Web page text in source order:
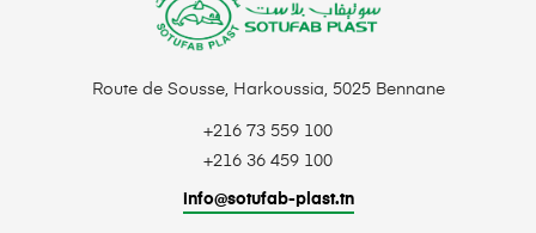
Route de Sousse, Harkoussia, 5025 Bennane
+216 73 559 100
+216 36 459 100
info@sotufab-plast.tn